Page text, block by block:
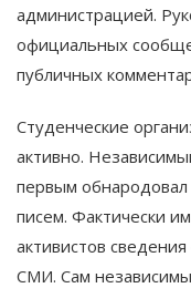
администрацией.
официальных
публичных
Студенческие
активно.
первым
писем. Фактически
активистов
СМИ. Сам